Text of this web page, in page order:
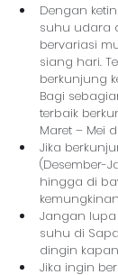
Dengan
suhu udara
bervariasi
siang hari.
berkunjung
Bagi
terbaik
Maret – Mei
Jika
(Desember-
hingga di
Jangan lupa
suhu di
dingin
Jika ingin